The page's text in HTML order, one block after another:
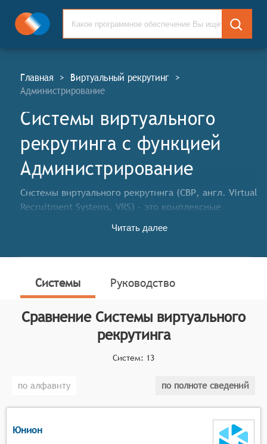
Главная > Виртуальный рекрутинг >
Администрирование
Системы виртуального
рекрутинга c функцией
Администрирование
Системы виртуального рекрутинга (СВР, англ. Virtual
Recruitment Systems, VRS) – это комплексные
найма, полностью осуществляемого в онлайн-
персонала, обеспечивая эффективное
взаимодействие между работодателями и
Классификатор программных продуктов Соваре
определяет конкретные функциональные критерии
для систем. Для того чтобы соответствовать
должны иметь следующие функциональные
Возможность проведения видеоинтервью с
Читать далее
Системы Руководство
Сравнение Системы виртуального
рекрутинга
Систем: 13
по алфавиту по полноте сведений
Юнион